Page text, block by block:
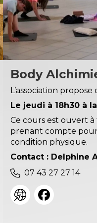
Body
L’association propose
Le jeudi à 18h30 à
Ce cours est ouvert
prenant compte
condition physique.
Contact : Delphine
07 43 27 27 14